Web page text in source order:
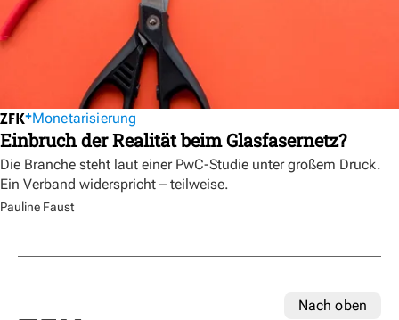
Monetarisierung
Einbruch der Realität beim Glasfasernetz?
Die Branche steht laut einer PwC-Studie unter großem Druck.
Ein Verband widerspricht – teilweise.
Pauline Faust
Nach oben